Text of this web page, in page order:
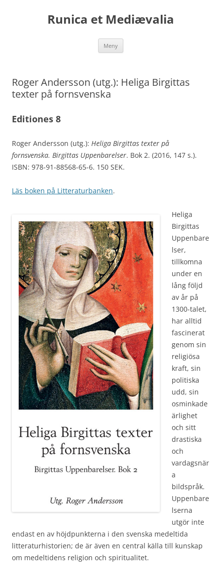
Runica et Mediævalia
Meny Hoppa
innehåll
Roger Andersson (utg.): Heliga Birgittas
texter på fornsvenska
Editiones 8
Roger Andersson (utg.): Heliga Birgittas texter på
fornsvenska. Birgittas Uppenbarelser. Bok 2. (2016, 147 s.).
ISBN: 978-91-88568-65-6. 150 SEK.
Läs boken på Litteraturbanken.
Heliga
Birgittas
Uppenbare
lser,
tillkomna
under en
lång följd
av år på
1300-talet,
har alltid
fascinerat
genom sin
religiösa
kraft, sin
politiska
udd, sin
osminkade
ärlighet
och sitt
drastiska
och
vardagsnär
a
bildspråk.
Uppenbare
lserna
utgör inte
endast en av höjdpunkterna i den svenska medeltida
litteraturhistorien; de är även en central källa till kunskap
om medeltidens religion och spiritualitet.